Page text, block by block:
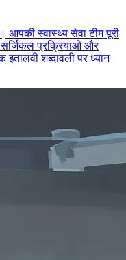
स्वास्थ्य सेवा टीम पूरी
सर्जिकल प्रक्रियाओं और
शब्दावली पर ध्यान